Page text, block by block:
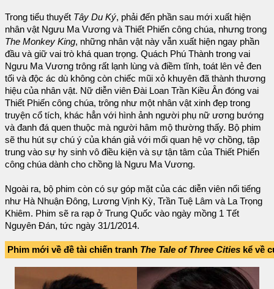
Trong tiểu thuyết Tây Du Ký, phải đến phần sau mới xuất hiện
nhân vật Ngưu Ma Vương và Thiết Phiến công chúa, nhưng trong
The Monkey King, những nhân vật này vẫn xuất hiện ngay phần
đầu và giữ vai trò khá quan trọng. Quách Phú Thành trong vai
Ngưu Ma Vương trông rất lạnh lùng và điềm tĩnh, toát lên vẻ đen
tối và độc ác dù không còn chiếc mũi xỏ khuyên đã thành thương
hiệu của nhân vật. Nữ diễn viên Đài Loan Trần Kiều Ân đóng vai
Thiết Phiến công chúa, trông như một nhân vật xinh đẹp trong
truyện cổ tích, khác hẳn với hình ảnh người phụ nữ ương bướng
và đanh đá quen thuộc mà người hâm mộ thường thấy. Bộ phim
sẽ thu hút sự chú ý của khán giả với mối quan hệ vợ chồng, tập
trung vào sự hy sinh vô điều kiện và sự tận tâm của Thiết Phiến
công chúa dành cho chồng là Ngưu Ma Vương.
Ngoài ra, bộ phim còn có sự góp mặt của các diễn viên nổi tiếng
như Hà Nhuận Đông, Lương Vịnh Kỳ, Trần Tuệ Lâm và La Trọng
Khiêm. Phim sẽ ra rạp ở Trung Quốc vào ngày mồng 1 Tết
Nguyên Đán, tức ngày 31/1/2014.
Phim mới về đề tài chiến tranh The Tale of Three Cities kể về